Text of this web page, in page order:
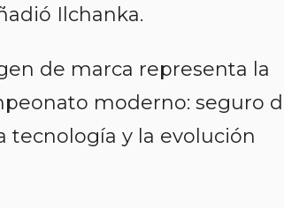
Ilchanka.
de marca representa la
moderno: seguro
tecnología y la evolución